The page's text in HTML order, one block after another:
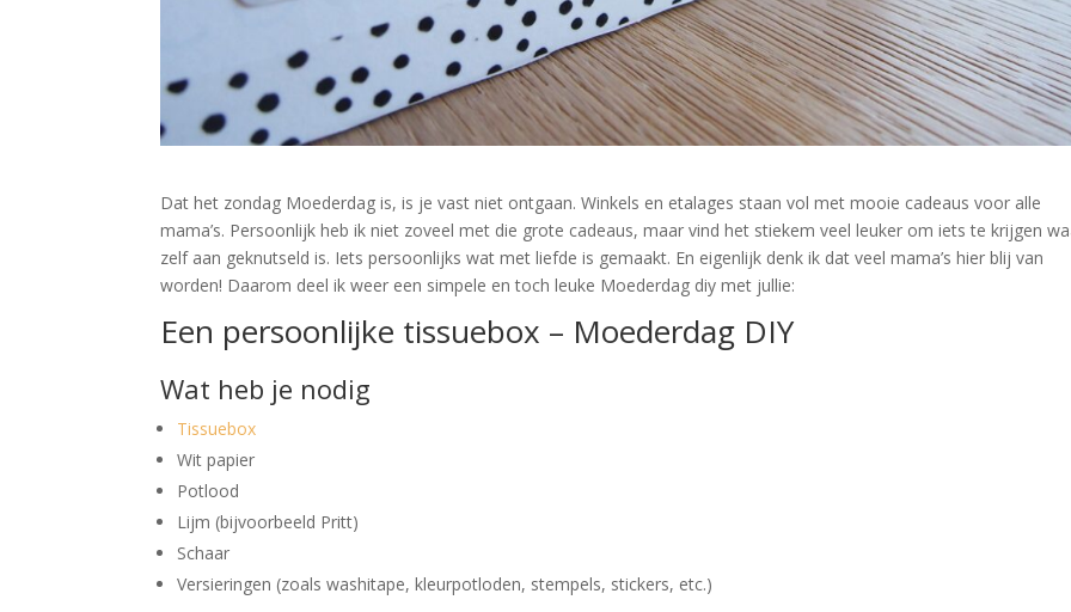
Dat het zondag Moederdag is, is je vast niet ontgaan. Winkels en etalages staan vol met mooie cadeaus voor alle
mama’s. Persoonlijk heb ik niet zoveel met die grote cadeaus, maar vind het stiekem veel leuker om iets te krijgen
zelf aan geknutseld is. Iets persoonlijks wat met liefde is gemaakt. En eigenlijk denk ik dat veel mama’s hier blij van
worden! Daarom deel ik weer een simpele en toch leuke Moederdag diy met jullie:
Een persoonlijke tissuebox – Moederdag DIY
Wat heb je nodig
Tissuebox
Wit papier
Potlood
Lijm (bijvoorbeeld Pritt)
Schaar
Versieringen (zoals washitape, kleurpotloden, stempels, stickers, etc.)